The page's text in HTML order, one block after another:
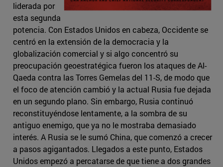
liderada por
esta segunda
potencia. Con Estados Unidos en cabeza, Occidente se
centró en la extensión de la democracia y la
globalización comercial y si algo concentró su
preocupación geoestratégica fueron los ataques de Al-
Qaeda contra las Torres Gemelas del 11-S, de modo que
el foco de atención cambió y la actual Rusia fue dejada
en un segundo plano. Sin embargo, Rusia continuó
reconstituyéndose lentamente, a la sombra de su
antiguo enemigo, que ya no le mostraba demasiado
interés. A Rusia se le sumó China, que comenzó a crecer
a pasos agigantados. Llegados a este punto, Estados
Unidos empezó a percatarse de que tiene a dos grandes